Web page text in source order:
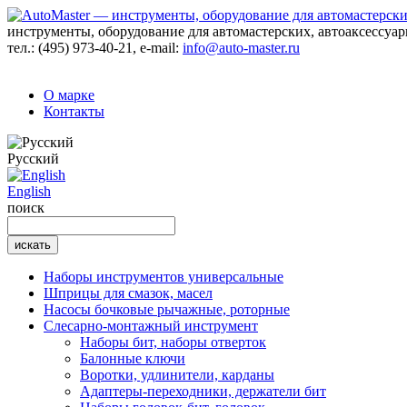
инструменты, оборудование для автомастерских,
тел.: (495) 973-40-21 , e-mail: info@auto-master.ru
О марке
Контакты
Русский
English
поиск
Наборы инструментов универсальные
Шприцы для смазок, масел
Насосы бочковые рычажные, роторные
Слесарно-монтажный инструмент
Наборы бит, наборы отверток
Балонные ключи
Воротки, удлинители, карданы
Адаптеры-переходники, держатели бит